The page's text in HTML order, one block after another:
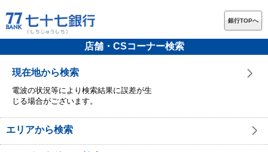
銀行TOPへ
店舗・CSコーナー検索
現在地から検索
電波の状況等により検索結果に誤差が生
じる場合がございます。
エリアから検索